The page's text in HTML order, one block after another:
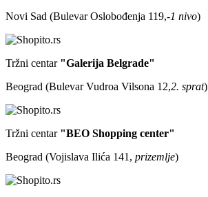
Novi Sad (Bulevar Oslobođenja 119,-1 nivo)
Tržni centar "Galerija Belgrade"
Beograd (Bulevar Vudroa Vilsona 12,2. sprat)
Tržni centar "BEO Shopping center"
Beograd (Vojislava Ilića 141, prizemlje)